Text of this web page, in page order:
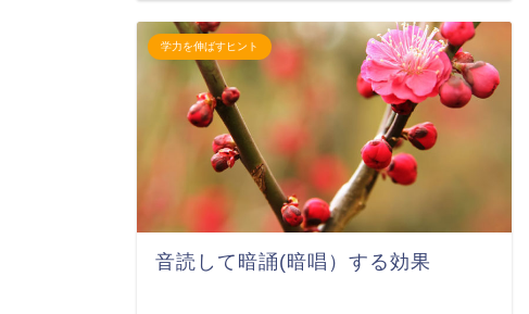
学力を伸ばすヒント
音読して暗誦(暗唱）する効果